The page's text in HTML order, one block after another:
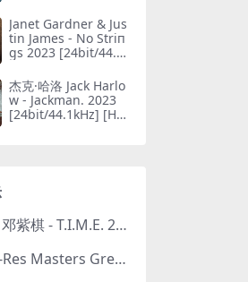
Janet Gardner & Jus
tin James - No Striп
gs 2023 [24bit/44.1
4MB]
杰克·哈洛 Jack Harlo
w - Jackman. 2023
[24bit/44.1kHz] [Hi-
G.E.M. 邓紫棋 - T.I.M.E. 2023-11-26 [24bit/48kHz] [Hi-Res Flac 313MB]
VA - Hi-Res Masters Greatest Hits Ever Vol. III 2023 [24Bit/192kHz] [Hi-Res Flac 10.5GB]